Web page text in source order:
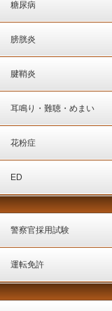
糖尿病
膀胱炎
腱鞘炎
耳鳴り・難聴・めまい
花粉症
ED
警察官採用試験
運転免許